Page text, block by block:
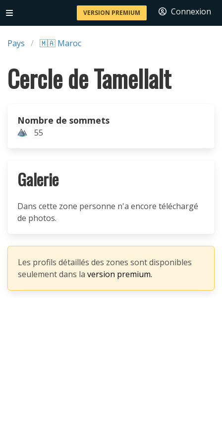
VERSION PREMIUM Connexion
Pays 🇲🇦 Maroc
Cercle de Tamellalt
Nombre de sommets
55
Galerie
Dans cette zone personne n'a encore téléchargé
de photos.
Les profils détaillés des zones sont disponibles
seulement dans la version premium.